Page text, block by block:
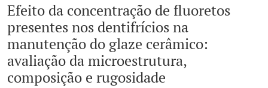
Efeito da concentração de fluoretos
presentes nos dentifrícios na
manutenção do glaze cerâmico:
avaliação da microestrutura,
composição e rugosidade